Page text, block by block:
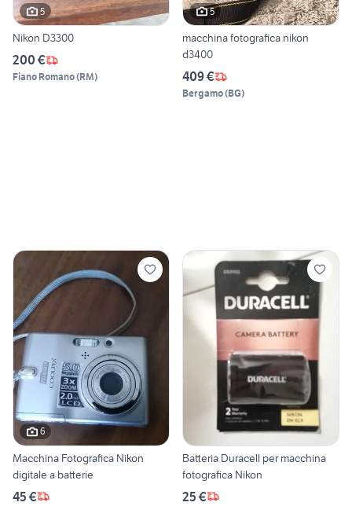
5
Nikon D3300
200 €
Fiano Romano(RM)
5
macchina fotografica nikon
d3400
409 €
Bergamo(BG)
6
Macchina Fotografica Nikon
digitale a batterie
45 €
Batteria Duracell per macchina
fotografica Nikon
25 €